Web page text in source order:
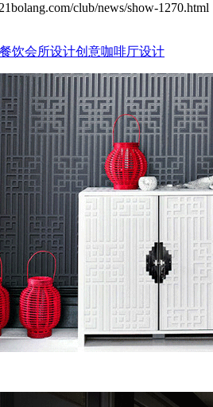
club/news/show-1270.html
餐饮会所设计创意咖啡厅设计